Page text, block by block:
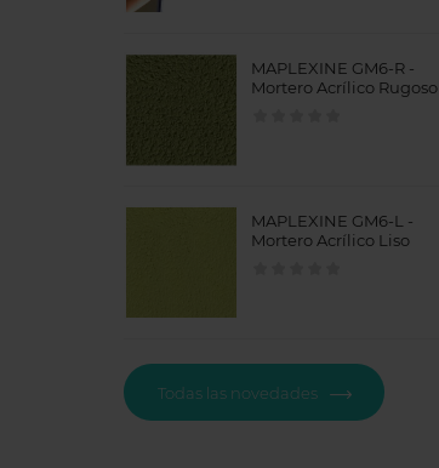
MAPLEXINE GM6-R -
Mortero Acrílico Rugoso
MAPLEXINE GM6-L -
Mortero Acrílico Liso
Todas las novedades